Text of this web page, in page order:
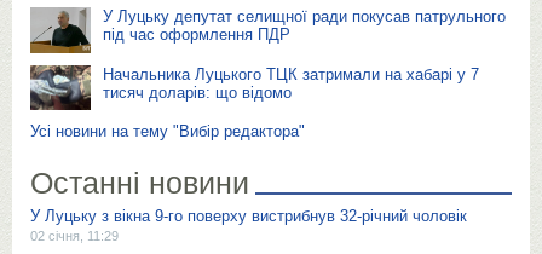
У Луцьку депутат селищної ради покусав патрульного
під час оформлення ПДР
Начальника Луцького ТЦК затримали на хабарі у 7
тисяч доларів: що відомо
Усі новини на тему "Вибір редактора"
Останні новини
У Луцьку з вікна 9-го поверху вистрибнув 32-річний чоловік
02 січня, 11:29